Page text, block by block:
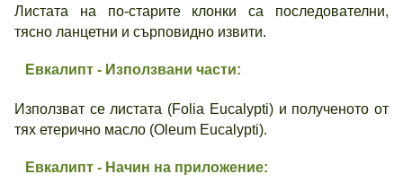
Листата на по-старите клонки са последователни,
тясно ланцетни и сърповидно извити.
Евкалипт - Използвани части:
Използват се листата (Folia Eucalypti) и полученото от
тях етерично масло (Oleum Eucalypti).
Евкалипт - Начин на приложение: